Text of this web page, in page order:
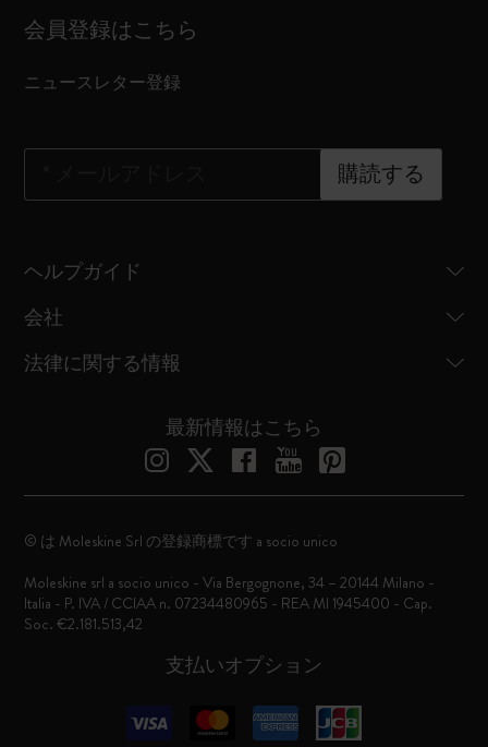
会員登録はこちら
ニュースレター登録
購読する
ヘルプガイド
会社
法律に関する情報
最新情報はこちら
支払いオプション
© は Moleskine Srl の登録商標です a socio unico
Moleskine srl a socio unico - Via Bergognone, 34 – 20144 Milano -
Italia - P. IVA / CCIAA n. 07234480965 - REA MI 1945400 - Cap.
Soc. €2.181.513,42